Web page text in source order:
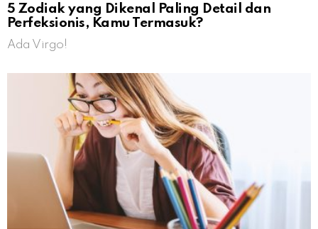
5 Zodiak yang Dikenal Paling Detail dan
Perfeksionis, Kamu Termasuk?
Ada Virgo!